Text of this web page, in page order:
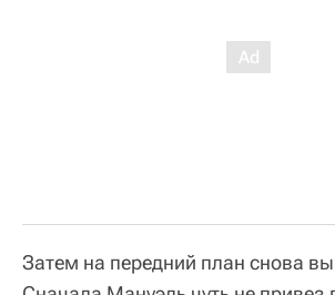
Затем на передний план снова